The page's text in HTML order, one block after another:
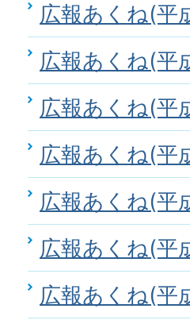
広報あくね(平
広報あくね(平
広報あくね(平
広報あくね(平
広報あくね(平
広報あくね(平
広報あくね(平